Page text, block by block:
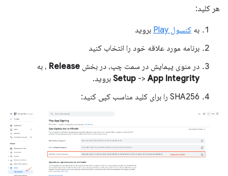
هر کلید:
به کنسول Play
بروید
برنامه مورد علاقه خود را انتخاب کنید
در منوی پیمایش در سمت چپ، در بخش Release ، به
Setup ->App Integrity
بروید.
SHA256 را برای کلید مناسب کپی کنید: